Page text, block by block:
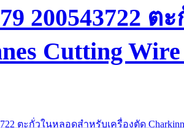
200543722
Cutting